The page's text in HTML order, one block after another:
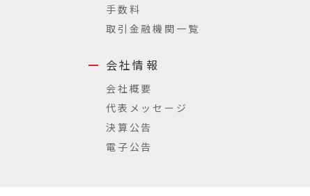
手数料
取引金融機関一覧
会社情報
会社概要
代表メッセージ
決算公告
電子公告